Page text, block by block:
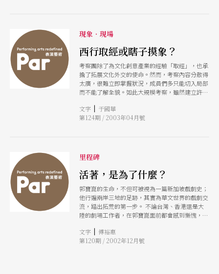
舞台。在即將搬演「台灣舞蹈回顧
與組織會員約兩萬名，分布於四十八個國家。台灣
自一九九七年加入成為正式會員，便積極參與
OISTAT國際活動，然而過程中卻頻遭到中共外交
干預，要求主辦單位更改台灣名稱為
Taiwan（China）。 二○○三年布拉格劇場設計
四年展台灣國家館獲得特殊銀牌獎，是近四十年來
亞洲國家獲得的最高榮譽；二○○五年在OISTAT
總會支持之下，我國劇場設計師張維文順利參選執
的大力支持下，爭取到OISTAT總部設立台灣為期
十年。 自二○○四年十月在宜蘭舉辦的OISTAT劇
長張翼宇，與OISTAT總會會長Michael
Ramsaur（美國）、執行委員Leon Brauner（美
國）、Martin Godfrey（英國）、Peter
McKinnon（加拿大）等人的攜手合作之下，在阿
姆斯特丹、多倫多、台北、布拉格等地共舉行五次
協調會議，並於六月在OISTAT發源地布拉格簽署
備忘錄，奠定了文建會與OISTAT雙方合作的基
礎。 OISTAT為我國少數以台灣名義加入、第一個
非營利組織。藉由OISTAT總部的運作，台灣將成
為國際劇場全球網絡中心，勢必將大幅提昇台灣的
現象‧現場
西行取經或瞎子摸象？
考察團除了為文化創意產業的經驗「取經」，也承
擔了拓展文化外交的使命。然而，考察內容分散得
太廣，很難立即掌握狀況，成員們多只能切入局部
而不能了解全貌。如此大規模考察，雖然建立許多
果立刻成為政策制定的參考，恐怕真會落入「瞎子
摸象」的後果，打造一套四不像政策，既非英國或
文字 | 于國華
第124期 / 2003年04月號
里程碑
活著，是為了什麼？
郭寶崑的生命，不但可被視為一篇新加坡戲劇史；
他行遍兩岸三地的足跡，其實為華文世界的戲劇交
流，踏出拓荒的第一步。 不論台灣、香港還是大
陸的劇場工作者，在郭寶崑面前都會感到慚愧，
尋找亞洲性格主體性的藝術工作者。
文字 | 傅裕惠
第120期 / 2002年12月號